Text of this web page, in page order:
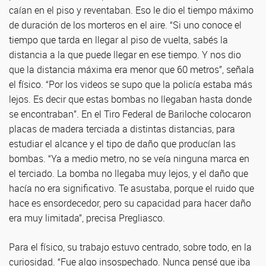
caían en el piso y reventaban. Eso le dio el tiempo máximo
de duración de los morteros en el aire. “Si uno conoce el
tiempo que tarda en llegar al piso de vuelta, sabés la
distancia a la que puede llegar en ese tiempo. Y nos dio
que la distancia máxima era menor que 60 metros”, señala
el físico. “Por los videos se supo que la policía estaba más
lejos. Es decir que estas bombas no llegaban hasta donde
se encontraban”. En el Tiro Federal de Bariloche colocaron
placas de madera terciada a distintas distancias, para
estudiar el alcance y el tipo de daño que producían las
bombas. “Ya a medio metro, no se veía ninguna marca en
el terciado. La bomba no llegaba muy lejos, y el daño que
hacía no era significativo. Te asustaba, porque el ruido que
hace es ensordecedor, pero su capacidad para hacer daño
era muy limitada”, precisa Pregliasco.
Para el físico, su trabajo estuvo centrado, sobre todo, en la
curiosidad. “Fue algo insospechado. Nunca pensé que iba